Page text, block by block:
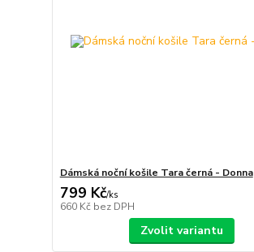
Dámská noční košile Tara černá - Donna
799 Kč/ks
660 Kč bez DPH
Zvolit variantu